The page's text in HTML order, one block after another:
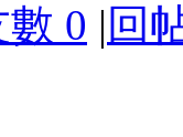
0 | 回